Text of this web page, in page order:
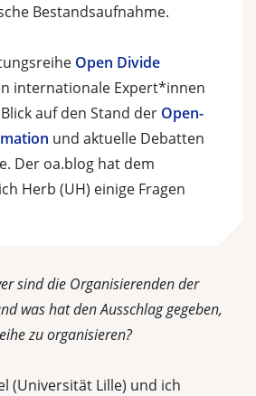
Bestandsaufnahme.
Open Divide
internationale Expert*innen
auf den Stand der Open-
und aktuelle Debatten
Der oa.blog hat dem
Herb (UH) einige Fragen
sind die Organisierenden der
was hat den Ausschlag gegeben,
zu organisieren?
(Universität Lille) und ich